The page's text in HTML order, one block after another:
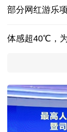
部分网红游乐
体感超40℃，
服务实体经济
31省份上半年
比一张A4纸还